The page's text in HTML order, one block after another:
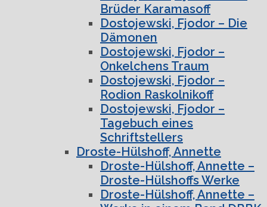
Brüder Karamasoff
Dostojewski, Fjodor – Die
Dämonen
Dostojewski, Fjodor –
Onkelchens Traum
Dostojewski, Fjodor –
Rodion Raskolnikoff
Dostojewski, Fjodor –
Tagebuch eines
Schriftstellers
Droste-Hülshoff, Annette
Droste-Hülshoff, Annette –
Droste-Hülshoffs Werke
Droste-Hülshoff, Annette –